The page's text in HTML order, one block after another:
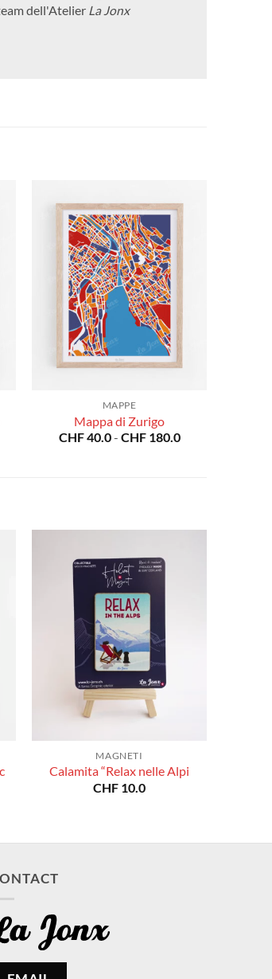
dell'Atelier La Jonx
MAPPE
Mappa di Zurigo
CHF40.0- CHF180.0Fascia
MAGNETI
Calamita “Relax nelle Alpi
CHF 10.0